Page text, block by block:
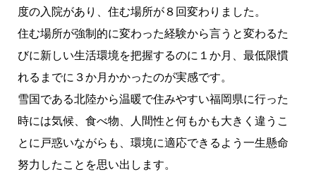
度の入院があり、住む場所が８回変わりました。
住む場所が強制的に変わった経験から言うと変わるた
びに新しい生活環境を把握するのに１か月、最低限慣
れるまでに３か月かかったのが実感です。
雪国である北陸から温暖で住みやすい福岡県に行った
時には気候、食べ物、人間性と何もかも大きく違うこ
とに戸惑いながらも、環境に適応できるよう一生懸命
努力したことを思い出します。